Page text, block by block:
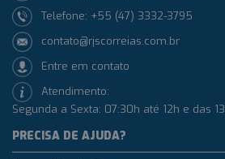
Telefone: +55 (47) 3332-3795
contato@rjscorreias.com.br
Entre em contato
Atendimento:
Segunda a Sexta: 07:30h até 12h e das
PRECISA DE AJUDA?